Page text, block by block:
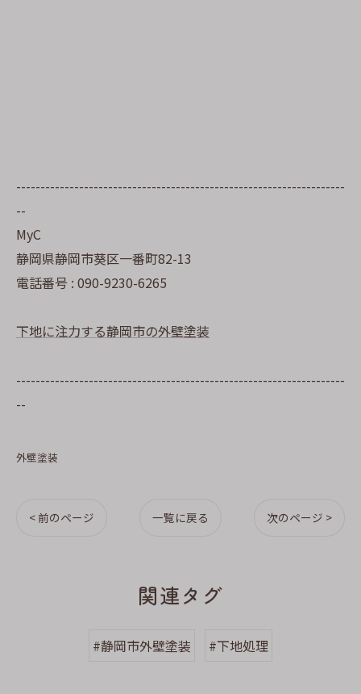
--------------------------------------------------------------------
--
MyC
静岡県静岡市葵区一番町82-13
電話番号 : 090-9230-6265
下地に注力する静岡市の外壁塗装
--------------------------------------------------------------------
--
外壁塗装
< 前のページ 一覧に戻る 次のページ >
関連タグ
#静岡市外壁塗装 #下地処理